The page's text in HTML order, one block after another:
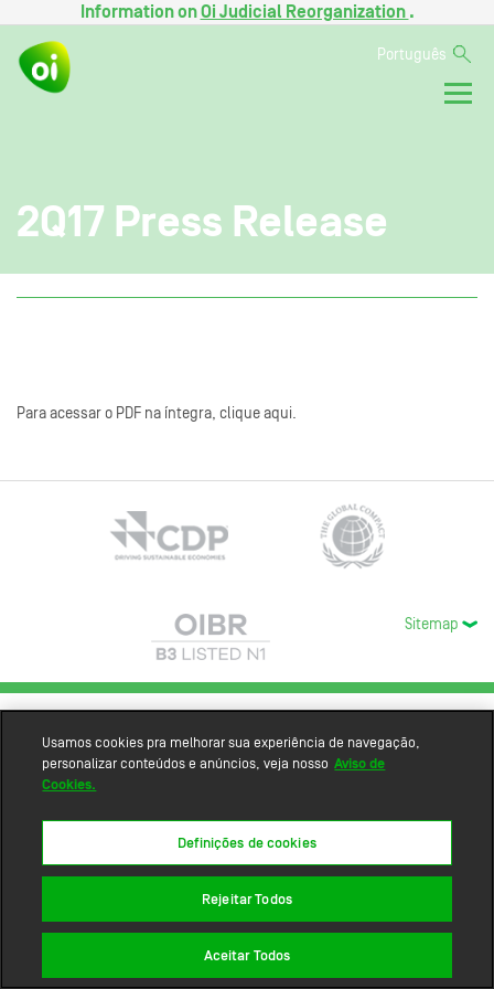
Information onOi Judicial Reorganization .
Português
2Q17 Press Release
Para acessar o PDF na íntegra, clique aqui.
Sitemap
Usamos cookies pra melhorar sua experiência de navegação,
personalizar conteúdos e anúncios, veja nosso Aviso de
Cookies.
Definições de cookies
Rejeitar Todos
Aceitar Todos